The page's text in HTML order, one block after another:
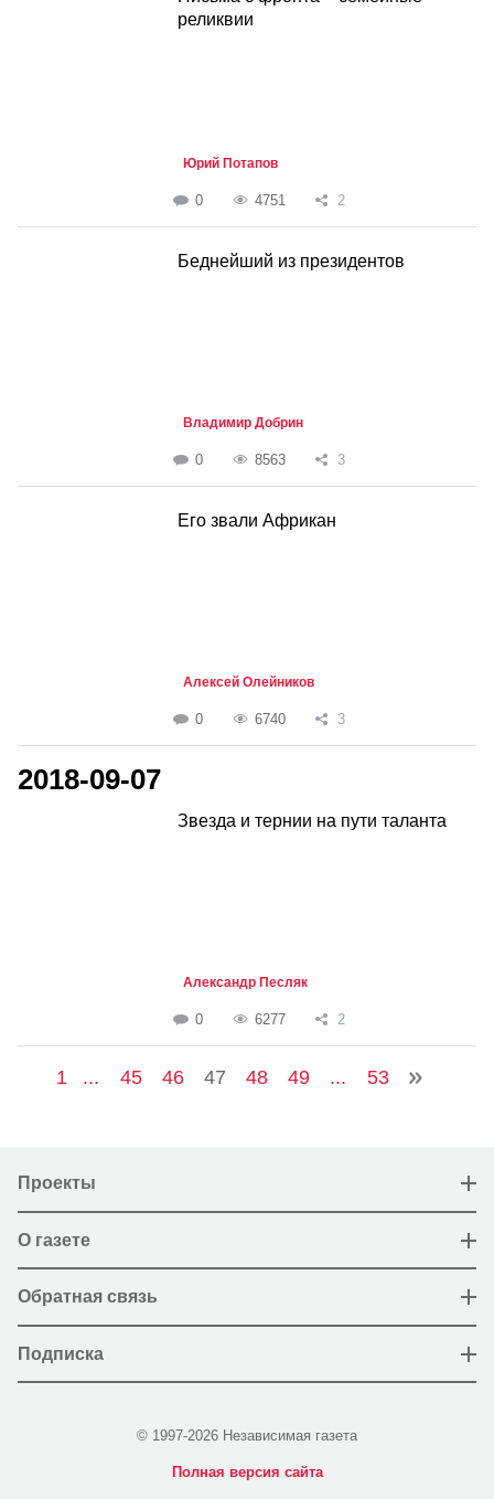
реликвии
Юрий Потапов
0 4751 2
Беднейший из президентов
Владимир Добрин
0 8563 3
Его звали Африкан
Алексей Олейников
0 6740 3
2018-09-07
Звезда и тернии на пути таланта
Александр Песляк
0 6277 2
1 ... 45 46 47 48 49 ... 53
Проекты
О газете
Обратная связь
Подписка
© 1997-2026 Независимая газета
Полная версия сайта